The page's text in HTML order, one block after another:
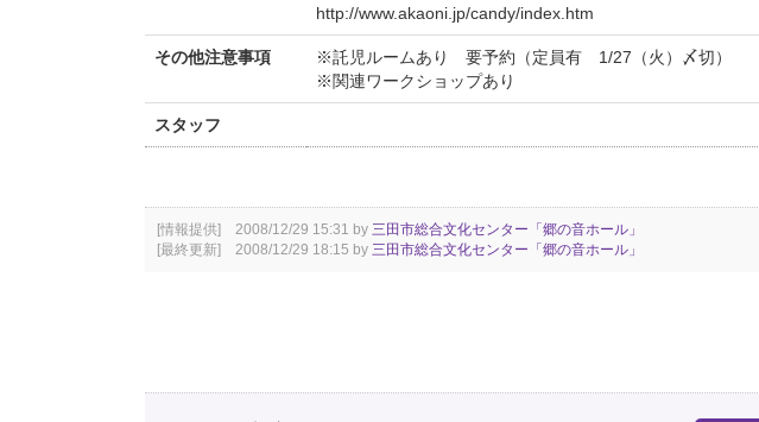
http://www.akaoni.jp/candy/index.htm
その他注意事項
※託児ルームあり 要予約（定員有 1/27（火）〆切）
※関連ワークショップあり
スタッフ
[情報提供] 2008/12/29 15:31 by 三田市総合文化センター「郷の音ホール」
[最終更新] 2008/12/29 18:15 by 三田市総合文化センター「郷の音ホール」